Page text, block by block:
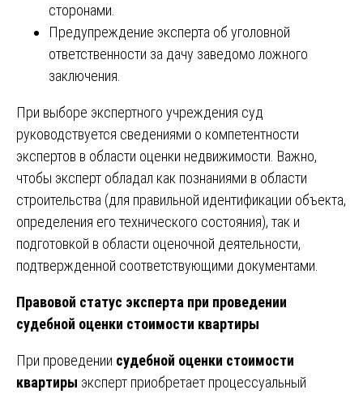
сторонами.
Предупреждение эксперта об уголовной
ответственности за дачу заведомо ложного
заключения.
При выборе экспертного учреждения суд
руководствуется сведениями о компетентности
экспертов в области оценки недвижимости. Важно,
чтобы эксперт обладал как познаниями в области
строительства (для правильной идентификации объекта,
определения его технического состояния), так и
подготовкой в области оценочной деятельности,
подтвержденной соответствующими документами.
Правовой статус эксперта при проведении
судебной оценки стоимости квартиры
При проведении судебной оценки стоимости
квартиры эксперт приобретает процессуальный